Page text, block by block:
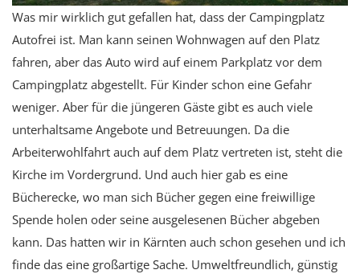
Was mir wirklich gut gefallen hat, dass der Campingplatz
Autofrei ist. Man kann seinen Wohnwagen auf den Platz
fahren, aber das Auto wird auf einem Parkplatz vor dem
Campingplatz abgestellt. Für Kinder schon eine Gefahr
weniger. Aber für die jüngeren Gäste gibt es auch viele
unterhaltsame Angebote und Betreuungen. Da die
Arbeiterwohlfahrt auch auf dem Platz vertreten ist, steht die
Kirche im Vordergrund. Und auch hier gab es eine
Bücherecke, wo man sich Bücher gegen eine freiwillige
Spende holen oder seine ausgelesenen Bücher abgeben
kann. Das hatten wir in Kärnten auch schon gesehen und ich
finde das eine großartige Sache. Umweltfreundlich, günstig